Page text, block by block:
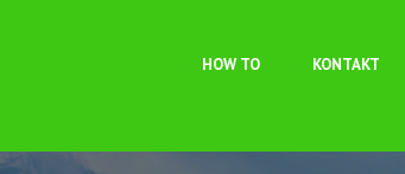
HOW TO KONTAKT